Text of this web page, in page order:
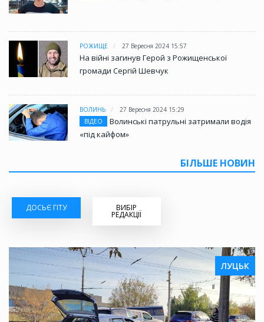
РОЖИЩЕ 27 Вересня 2024 15:57
На війні загинув Герой з Рожищенської
громади Сергій Шевчук
ВОЛИНЬ
27 Вересня 2024 15:29
ВІДЕО
Волинські патрульні затримали водія
«під кайфом»
БІЛЬШЕ НОВИН
ДОСЬЄ ГІТУ ВИБІР
РЕДАКЦІЇ
ЛУЦЬК